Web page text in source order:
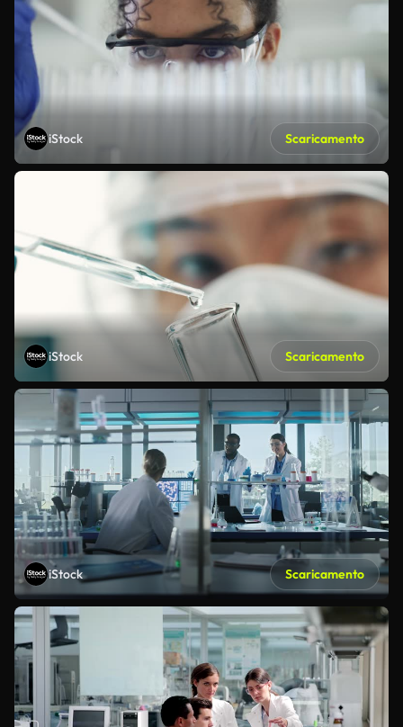
iStock Scaricamento
iStock Scaricamento
iStock Scaricamento